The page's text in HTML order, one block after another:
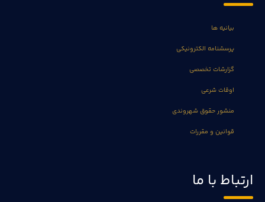
بیانیه ها
پرسشنامه الکترونیکی
گزارشات تخصصی
اوقات شرعی
منشور حقوق شهروندی
قوانین و مقررات
ارتباط با ما